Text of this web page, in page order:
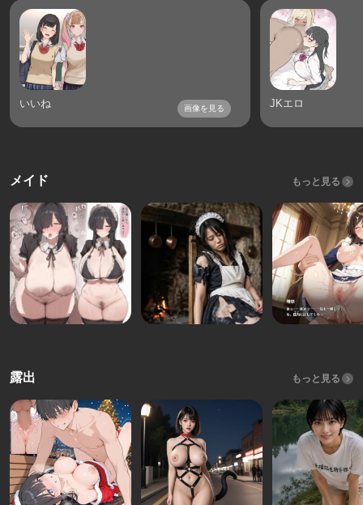
いいね 画像を見る JKエロ
メイド もっと見る
露出 もっと見る